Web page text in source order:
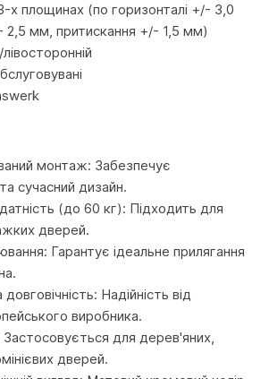
х площинах (по горизонталі +/- 3,0
2,5 мм, притискання +/- 1,5 мм)
монтаж: Забезпечує
сучасний дизайн.
(до 60 кг): Підходить для
дверей.
Гарантує ідеальне прилягання
Надійність від
виробника.
Застосовується для дерев'яних,
дверей.